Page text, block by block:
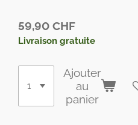
59,90 CHF
Livraison gratuite
Ajouter
au
panier